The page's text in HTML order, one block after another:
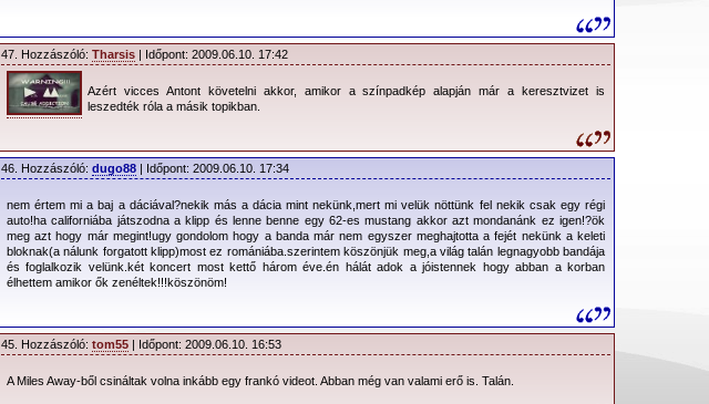
47. Hozzászóló: Tharsis | Időpont: 2009.06.10. 17:42
Azért vicces Antont követelni akkor, amikor a színpadkép alapján már a keresztvizet is
leszedték róla a másik topikban.
46. Hozzászóló: dugo88 | Időpont: 2009.06.10. 17:34
nem értem mi a baj a dáciával?nekik más a dácia mint nekünk,mert mi velük nöttünk fel nekik csak egy régi
auto!ha californiába játszodna a klipp és lenne benne egy 62-es mustang akkor azt mondanánk ez igen!?ök
meg azt hogy már megint!ugy gondolom hogy a banda már nem egyszer meghajtotta a fejét nekünk a keleti
bloknak(a nálunk forgatott klipp)most ez romániába.szerintem köszönjük meg,a világ talán legnagyobb bandája
és foglalkozik velünk.két koncert most kettő három éve.én hálát adok a jóistennek hogy abban a korban
élhettem amikor ők zenéltek!!!köszönöm!
45. Hozzászóló: tom55 | Időpont: 2009.06.10. 16:53
A Miles Away-ből csináltak volna inkább egy frankó videot. Abban még van valami erő is. Talán.